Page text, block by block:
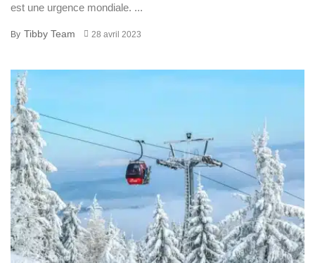
est une urgence mondiale. ...
By Tibby Team 28 avril 2023